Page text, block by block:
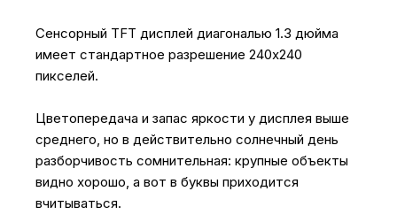
Сенсорный TFT дисплей диагональю 1.3 дюйма
имеет стандартное разрешение 240x240
пикселей.
Цветопередача и запас яркости у дисплея выше
среднего, но в действительно солнечный день
разборчивость сомнительная: крупные объекты
видно хорошо, а вот в буквы приходится
вчитываться.